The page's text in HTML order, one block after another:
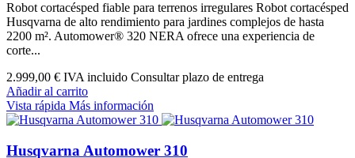
Robot cortacésped fiable para terrenos irregulares Robot cortacésped
Husqvarna de alto rendimiento para jardines complejos de hasta
2200 m². Automower® 320 NERA ofrece una experiencia de
corte...
2.999,00 € IVA incluido Consultar plazo de entrega
Añadir al carrito
Vista rápida Más información
Husqvarna Automower 310